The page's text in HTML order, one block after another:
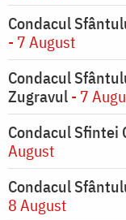
Condacul
- 7 August
Condacul
Zugravul- 7
Condacul Sfintei
August
Condacul
8 August